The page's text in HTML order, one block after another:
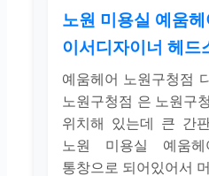
노원 미용실 예움
이서디자이너 헤드
예움헤어 노원구청점
노원구청점 은 노원구
위치해 있는데 큰 간
노원 미용실 예움
통창으로 되어있어서